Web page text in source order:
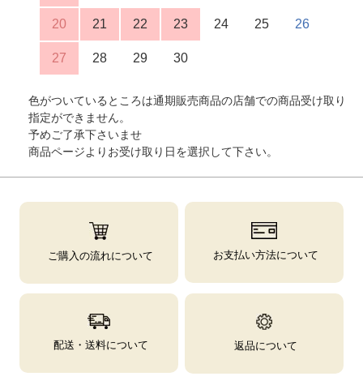
20 21 22 23 24 25 26
27 28 29 30
色がついているところは通期販売商品の店舗での商品受け取り
指定ができません。
予めご了承下さいませ
商品ページよりお受け取り日を選択して下さい。
ご購入の流れについて お支払い方法について
配送・送料について 返品について